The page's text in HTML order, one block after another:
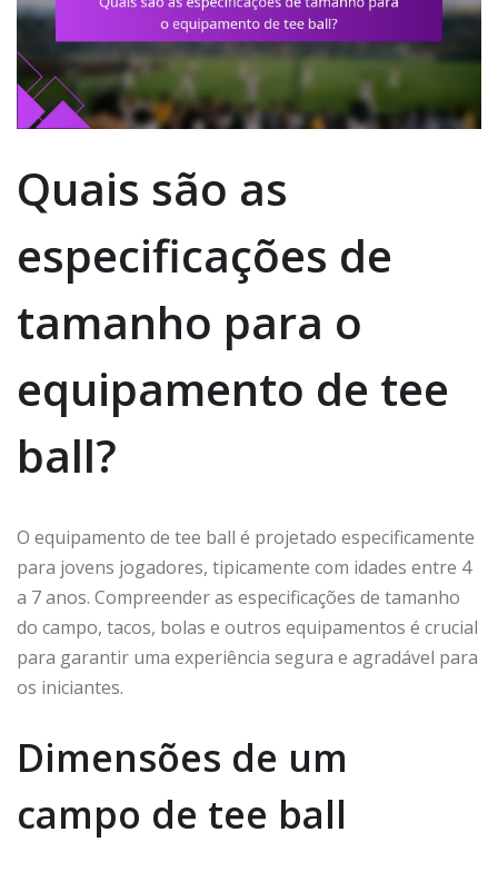
Quais são as
especificações de
tamanho para o
equipamento de tee
ball?
O equipamento de tee ball é projetado especificamente
para jovens jogadores, tipicamente com idades entre 4
a 7 anos. Compreender as especificações de tamanho
do campo, tacos, bolas e outros equipamentos é crucial
para garantir uma experiência segura e agradável para
os iniciantes.
Dimensões de um
campo de tee ball